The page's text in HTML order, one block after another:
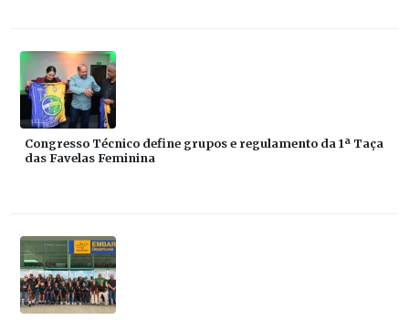
Congresso Técnico define grupos e regulamento da 1ª Taça
das Favelas Feminina